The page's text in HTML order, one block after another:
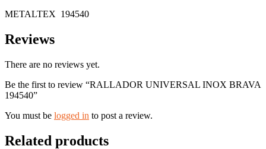
METALTEX 194540
Reviews
There are no reviews yet.
Be the first to review “RALLADOR UNIVERSAL INOX BRAVA
194540”
You must be logged in to post a review.
Related products